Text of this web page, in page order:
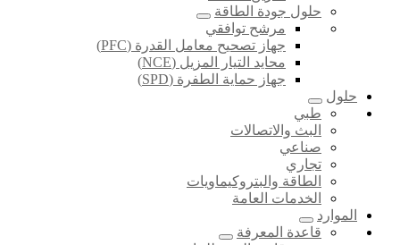
حلول جودة الطاقة
مرشح توافقي
جهاز تصحيح معامل القدرة (PFC)
محايد التيار المزيل (NCE)
جهاز حماية الطفرة (SPD)
حلول
طبي
البث والاتصالات
صناعي
تجاري
الطاقة والبتروكيماويات
الخدمات العامة
الموارد
قاعدة المعرفة